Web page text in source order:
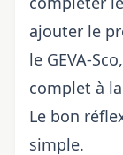
ajouter le
le GEVA-
complet à
Le bon
simple.